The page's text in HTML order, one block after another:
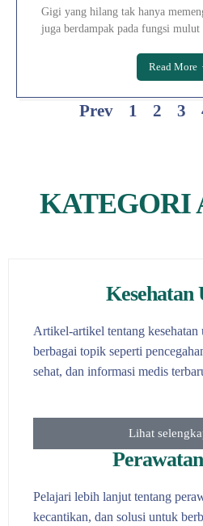
Gigi yang hilang tak hanya
juga berdampak pada fungsi
Read More
Prev 1 2 3
KATEGORI
Kesehatan
Artikel-artikel tentang
berbagai topik seperti
sehat, dan informasi medis
Lihat
Pelajari lebih lanjut tentang
kecantikan, dan solusi untuk